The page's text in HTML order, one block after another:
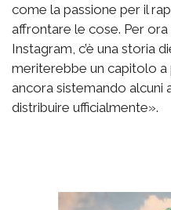
come la passione per il
affrontare le cose. Per
Instagram, c’è una storia
meriterebbe un capitolo
ancora sistemando alcuni
distribuire ufficialmente».